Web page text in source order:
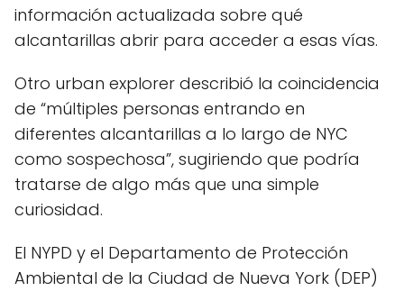
información actualizada sobre qué
alcantarillas abrir para acceder a esas vías.
Otro urban explorer describió la coincidencia
de “múltiples personas entrando en
diferentes alcantarillas a lo largo de NYC
como sospechosa”, sugiriendo que podría
tratarse de algo más que una simple
curiosidad.
El NYPD y el Departamento de Protección
Ambiental de la Ciudad de Nueva York (DEP)